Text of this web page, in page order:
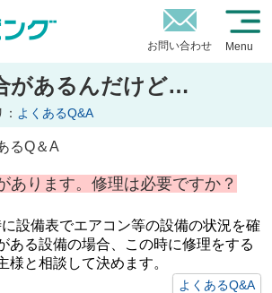
お問い合わせ Menu
があるんだけど…
よくあるQ&A
るQ＆A
あります。修理は必要ですか？
設備表でエアコン等の設備の状況を確
ある設備の場合、この時に修理をする
様と相談して決めます。
よくあるQ&A